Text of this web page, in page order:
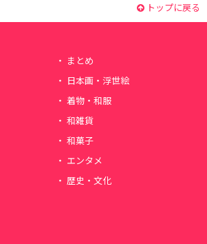
トップに戻る
まとめ
日本画・浮世絵
着物・和服
和雑貨
和菓子
エンタメ
歴史・文化